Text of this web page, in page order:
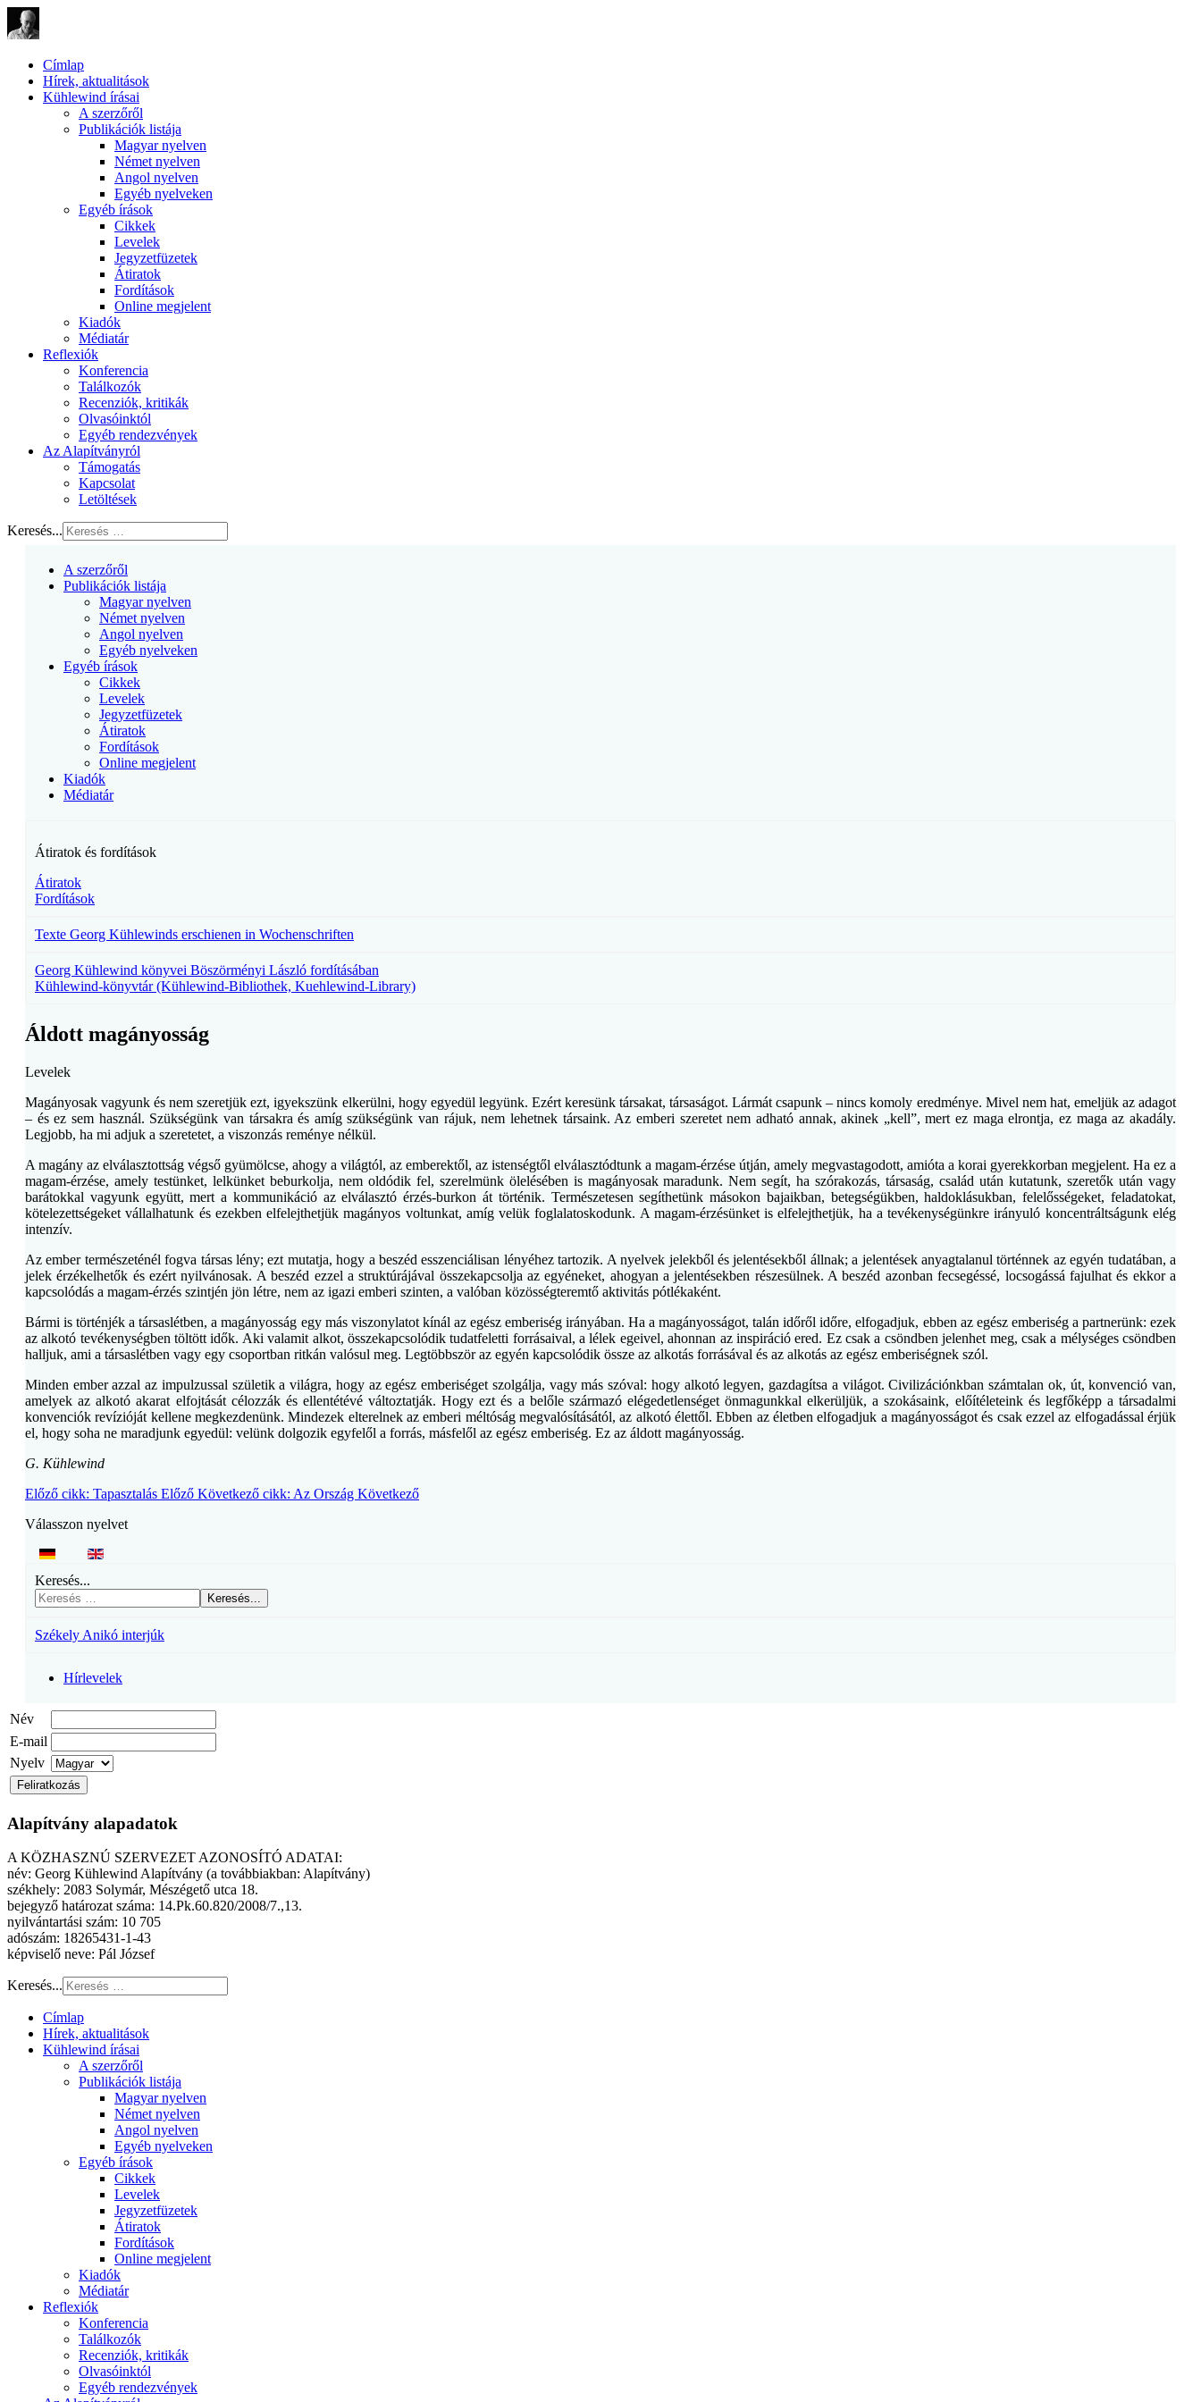
Címlap
Hírek, aktualitások
Kühlewind írásai
A szerzőről
Publikációk listája
Magyar nyelven
Német nyelven
Angol nyelven
Egyéb nyelveken
Egyéb írások
Cikkek
Levelek
Jegyzetfüzetek
Átiratok
Fordítások
Online megjelent
Kiadók
Médiatár
Reflexiók
Konferencia
Találkozók
Recenziók, kritikák
Olvasóinktól
Egyéb rendezvények
Az Alapítványról
Támogatás
Kapcsolat
Letöltések
Keresés...
A szerzőről
Publikációk listája
Magyar nyelven
Német nyelven
Angol nyelven
Egyéb nyelveken
Egyéb írások
Cikkek
Levelek
Jegyzetfüzetek
Átiratok
Fordítások
Online megjelent
Kiadók
Médiatár
Átiratok és fordítások
Átiratok
Fordítások
Texte Georg Kühlewinds erschienen in Wochenschriften
Georg Kühlewind könyvei Böszörményi László fordításában
Kühlewind-könyvtár (Kühlewind-Bibliothek, Kuehlewind-Library)
Áldott magányosság
Levelek
Magányosak vagyunk és nem szeretjük ezt, igyekszünk elkerülni, hogy egyedül legyünk. Ezért keresünk társakat, társaságot. Lármát csapunk – nincs komoly eredménye. Mivel nem hat, emeljük az adagot
– és ez sem használ. Szükségünk van társakra és amíg szükségünk van rájuk, nem lehetnek társaink. Az emberi szeretet nem adható annak, akinek „kell”, mert ez maga elrontja, ez maga az akadály.
Legjobb, ha mi adjuk a szeretetet, a viszonzás reménye nélkül.
A magány az elválasztottság végső gyümölcse, ahogy a világtól, az emberektől, az istenségtől elválasztódtunk a magam-érzése útján, amely megvastagodott, amióta a korai gyerekkorban megjelent. Ha ez a
magam-érzése, amely testünket, lelkünket beburkolja, nem oldódik fel, szerelmünk ölelésében is magányosak maradunk. Nem segít, ha szórakozás, társaság, család után kutatunk, szeretők után vagy
barátokkal vagyunk együtt, mert a kommunikáció az elválasztó érzés-burkon át történik. Természetesen segíthetünk másokon bajaikban, betegségükben, haldoklásukban, felelősségeket, feladatokat,
kötelezettségeket vállalhatunk és ezekben elfelejthetjük magányos voltunkat, amíg velük foglalatoskodunk. A magam-érzésünket is elfelejthetjük, ha a tevékenységünkre irányuló koncentráltságunk elég
intenzív.
Az ember természeténél fogva társas lény; ezt mutatja, hogy a beszéd esszenciálisan lényéhez tartozik. A nyelvek jelekből és jelentésekből állnak; a jelentések anyagtalanul történnek az egyén tudatában, a
jelek érzékelhetők és ezért nyilvánosak. A beszéd ezzel a struktúrájával összekapcsolja az egyéneket, ahogyan a jelentésekben részesülnek. A beszéd azonban fecsegéssé, locsogássá fajulhat és ekkor a
kapcsolódás a magam-érzés szintjén jön létre, nem az igazi emberi szinten, a valóban közösségteremtő aktivitás pótlékaként.
Bármi is történjék a társaslétben, a magányosság egy más viszonylatot kínál az egész emberiség irányában. Ha a magányosságot, talán időről időre, elfogadjuk, ebben az egész emberiség a partnerünk: ezek
az alkotó tevékenységben töltött idők. Aki valamit alkot, összekapcsolódik tudatfeletti forrásaival, a lélek egeivel, ahonnan az inspiráció ered. Ez csak a csöndben jelenhet meg, csak a mélységes csöndben
halljuk, ami a társaslétben vagy egy csoportban ritkán valósul meg. Legtöbbször az egyén kapcsolódik össze az alkotás forrásával és az alkotás az egész emberiségnek szól.
Minden ember azzal az impulzussal születik a világra, hogy az egész emberiséget szolgálja, vagy más szóval: hogy alkotó legyen, gazdagítsa a világot. Civilizációnkban számtalan ok, út, konvenció van,
amelyek az alkotó akarat elfojtását célozzák és ellentétévé változtatják. Hogy ezt és a belőle származó elégedetlenséget önmagunkkal elkerüljük, a szokásaink, előítéleteink és legfőképp a társadalmi
konvenciók revízióját kellene megkezdenünk. Mindezek elterelnek az emberi méltóság megvalósításától, az alkotó élettől. Ebben az életben elfogadjuk a magányosságot és csak ezzel az elfogadással érjük
el, hogy soha ne maradjunk egyedül: velünk dolgozik egyfelől a forrás, másfelől az egész emberiség. Ez az áldott magányosság.
G. Kühlewind
Előző cikk: Tapasztalás Előző Következő cikk: Az Ország Következő
Válasszon nyelvet
Keresés...
Keresés...
Székely Anikó interjúk
Hírlevelek
Név
E-mail
Nyelv
Alapítvány alapadatok
A KÖZHASZNÚ SZERVEZET AZONOSÍTÓ ADATAI:
név: Georg Kühlewind Alapítvány (a továbbiakban: Alapítvány)
székhely: 2083 Solymár, Mészégető utca 18.
bejegyző határozat száma: 14.Pk.60.820/2008/7.,13.
nyilvántartási szám: 10 705
adószám: 18265431-1-43
képviselő neve: Pál József
Keresés...
Címlap
Hírek, aktualitások
Kühlewind írásai
A szerzőről
Publikációk listája
Magyar nyelven
Német nyelven
Angol nyelven
Egyéb nyelveken
Egyéb írások
Cikkek
Levelek
Jegyzetfüzetek
Átiratok
Fordítások
Online megjelent
Kiadók
Médiatár
Reflexiók
Konferencia
Találkozók
Recenziók, kritikák
Olvasóinktól
Egyéb rendezvények